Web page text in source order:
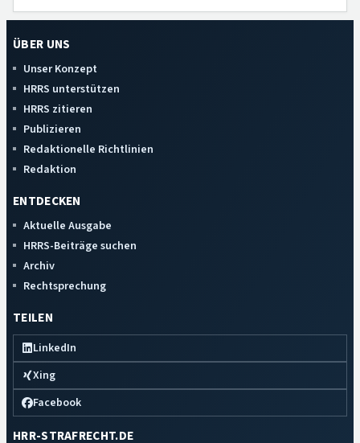
ÜBER UNS
Unser Konzept
HRRS unterstützen
HRRS zitieren
Publizieren
Redaktionelle Richtlinien
Redaktion
ENTDECKEN
Aktuelle Ausgabe
HRRS-Beiträge suchen
Archiv
Rechtsprechung
TEILEN
LinkedIn
Xing
Facebook
HRR-STRAFRECHT.DE